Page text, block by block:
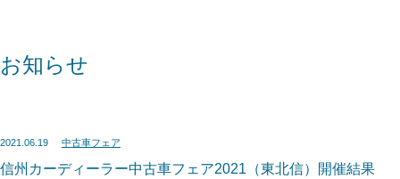
お知らせ
2021.06.19 中古車フェア
信州カーディーラー中古車フェア2021（東北信）開催結果